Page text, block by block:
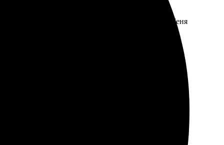
загрузил картинку, выбрал формат и оплатил. Меня
Она пришла хорошо упакованной, никаких
прост и интуитивно понятен. Все сроки
смотрится очень стильно. Теперь планирую